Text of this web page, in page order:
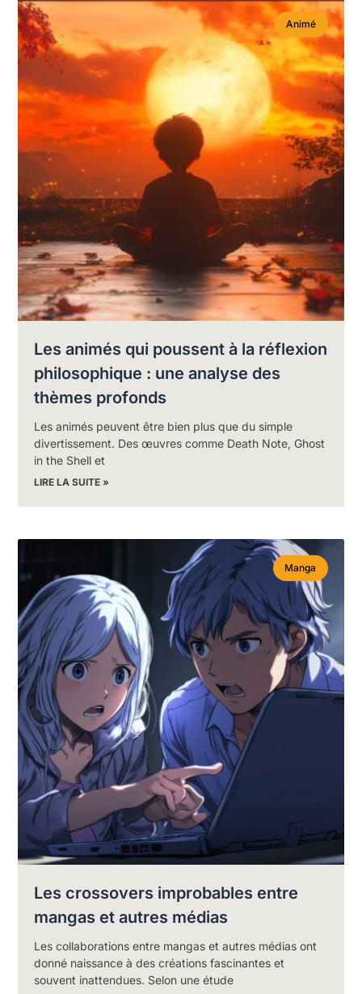
Animé
Les animés qui poussent à la réflexion
philosophique : une analyse des
thèmes profonds
Les animés peuvent être bien plus que du simple
divertissement. Des œuvres comme Death Note, Ghost
in the Shell et
LIRE LA SUITE »
Manga
Les crossovers improbables entre
mangas et autres médias
Les collaborations entre mangas et autres médias ont
donné naissance à des créations fascinantes et
souvent inattendues. Selon une étude